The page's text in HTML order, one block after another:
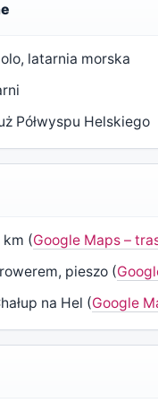
latarnia morska
Półwyspu Helskiego
km (Google Maps –
pieszo (
na Hel (Google